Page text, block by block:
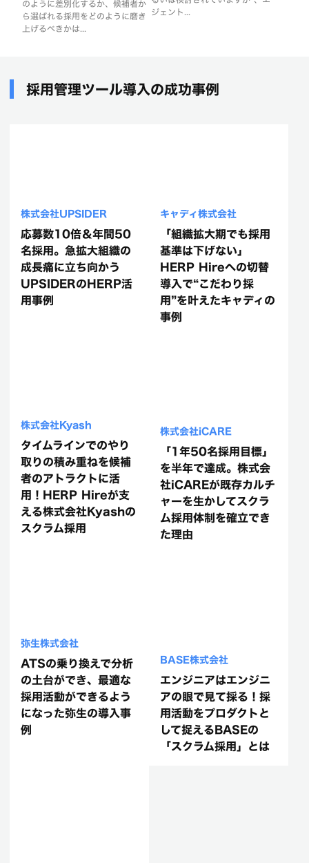
のように差別化するか、候補者か
ら選ばれる採用をどのように磨き
上げるべきかは...
ジェント...
採用管理ツール導入の成功事例
株式会社UPSIDER
応募数10倍＆年間50
名採用。急拡大組織の
成長痛に立ち向かう
UPSIDERのHERP活
用事例
キャディ株式会社
「組織拡大期でも採用
基準は下げない」
HERP Hireへの切替
導入で“こだわり採
用”を叶えたキャディの
事例
株式会社Kyash
タイムラインでのやり
取りの積み重ねを候補
者のアトラクトに活
用！HERP Hireが支
える株式会社Kyashの
スクラム採用
株式会社iCARE
「1年50名採用目標」
を半年で達成。株式会
社iCAREが既存カルチ
ャーを生かしてスクラ
ム採用体制を確立でき
た理由
弥生株式会社
ATSの乗り換えで分析
の土台ができ、最適な
採用活動ができるよう
になった弥生の導入事
例
BASE株式会社
エンジニアはエンジニ
アの眼で見て採る！採
用活動をプロダクトと
して捉えるBASEの
「スクラム採用」とは